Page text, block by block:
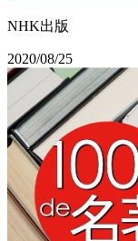
NHK出版
2020/08/25